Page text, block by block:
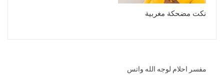
نكت مضحكة مغربية
مفسر احلام لوجه الله واتس